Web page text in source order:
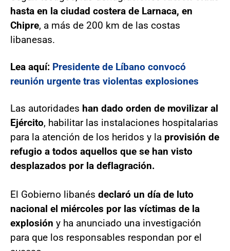
hasta en la ciudad costera de Larnaca, en
Chipre, a más de 200 km de las costas
libanesas.
Lea aquí: Presidente de Líbano convocó
reunión urgente tras violentas explosiones
Las autoridades han dado orden de movilizar al
Ejército, habilitar las instalaciones hospitalarias
para la atención de los heridos y la provisión de
refugio a todos aquellos que se han visto
desplazados por la deflagración.
El Gobierno libanés declaró un día de luto
nacional el miércoles por las víctimas de la
explosión y ha anunciado una investigación
para que los responsables respondan por el